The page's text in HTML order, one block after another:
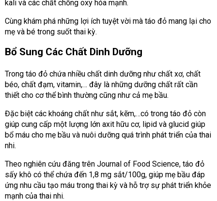
kali và các chất chống oxy hóa mạnh.
Cùng khám phá những lợi ích tuyệt vời mà táo đỏ mang lại cho
mẹ và bé trong suốt thai kỳ.
Bổ Sung Các Chất Dinh Dưỡng
Trong táo đỏ chứa nhiều chất dinh dưỡng như chất xơ, chất
béo, chất đạm, vitamin,… đây là những dưỡng chất rất cần
thiết cho cơ thể bình thường cũng như cả mẹ bầu.
Đặc biệt các khoáng chất như sắt, kẽm,…có trong táo đỏ còn
giúp cung cấp một lượng lớn axit hữu cơ, lipid và glucid giúp
bổ máu cho mẹ bầu và nuôi dưỡng quá trình phát triển của thai
nhi.
Theo nghiên cứu đăng trên Journal of Food Science, táo đỏ
sấy khô có thể chứa đến 1,8 mg sắt/100g, giúp mẹ bầu đáp
ứng nhu cầu tạo máu trong thai kỳ và hỗ trợ sự phát triển khỏe
mạnh của thai nhi.